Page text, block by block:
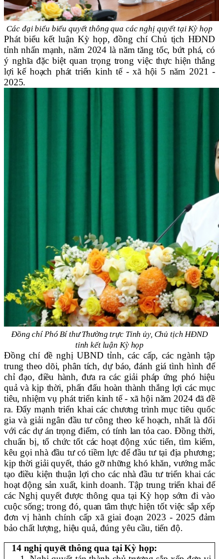
Các đại biểu biểu quyết thông qua các nghị quyết tại Kỳ họp
Phát biểu kết luận Kỳ họp, đồng chí Chủ tịch HĐND
tỉnh nhấn mạnh, năm 2024 là năm tăng tốc, bứt phá, có
ý nghĩa đặc biệt quan trọng trong việc thực hiện thắng
lợi kế hoạch phát triển kinh tế - xã hội 5 năm 2021 -
2025.
Đồng chí Phó Bí thư Thường trực Tỉnh ủy, Chủ tịch HĐND
tỉnh kết luận Kỳ họp
Đồng chí đề nghị UBND tỉnh, các cấp, các ngành tập
trung theo dõi, phân tích, dự báo, đánh giá tình hình để
chỉ đạo, điều hành, đưa ra các giải pháp ứng phó hiệu
quả và kịp thời, phấn đấu hoàn thành thắng lợi các mục
tiêu, nhiệm vụ phát triển kinh tế - xã hội năm 2024 đã đề
ra. Đẩy mạnh triển khai các chương trình mục tiêu quốc
gia và giải ngân đầu tư công theo kế hoạch, nhất là đối
với các dự án trọng điểm, có tính lan tỏa cao. Đồng thời,
chuẩn bị, tổ chức tốt các hoạt động xúc tiến, tìm kiếm,
kêu gọi nhà đầu tư có tiềm lực để đầu tư tại địa phương;
kịp thời giải quyết, tháo gỡ những khó khăn, vướng mắc
tạo điều kiện thuận lợi cho các nhà đầu tư triển khai các
hoạt động sản xuất, kinh doanh. Tập trung triển khai để
các Nghị quyết được thông qua tại Kỳ họp sớm đi vào
cuộc sống; trong đó, quan tâm thực hiện tốt việc sắp xếp
đơn vị hành chính cấp xã giai đoạn 2023 - 2025 đảm
bảo chất lượng, hiệu quả, đúng yêu cầu, tiến độ.
14 nghị quyết thông qua tại Kỳ họp: